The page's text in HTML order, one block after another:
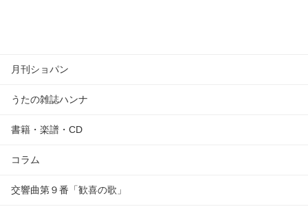
月刊ショパン
うたの雑誌ハンナ
書籍・楽譜・CD
コラム
交響曲第９番「歓喜の歌」